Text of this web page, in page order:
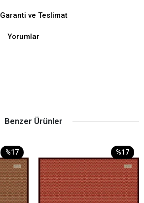
Garanti ve Teslimat
Yorumlar
Benzer Ürünler
%17 %17